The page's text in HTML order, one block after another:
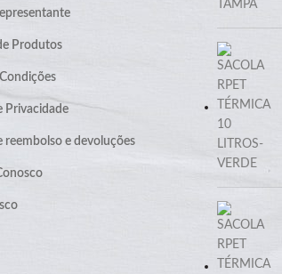
Produtos
Privacidade
reembolso e devoluções